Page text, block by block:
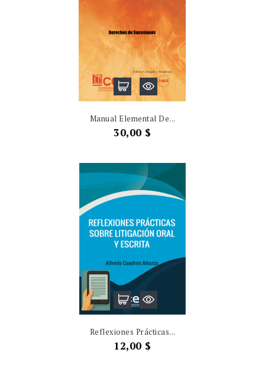
Manual Elemental De...
Precio
30,00 $
Reflexiones Prácticas...
Precio
12,00 $